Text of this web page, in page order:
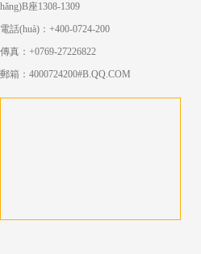
hǎng)B座1308-1309
電話(huà)：+400-0724-200
傳真：+0769-27226822
郵箱：4000724200#B.QQ.COM